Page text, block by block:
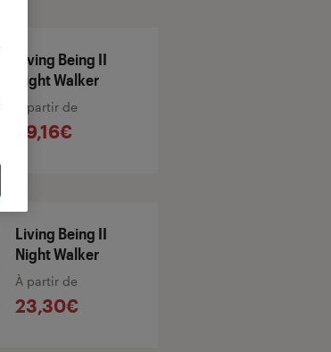
Living Being II
Night Walker
À partir de
29,16€
Living Being II
Night Walker
À partir de
23,30€